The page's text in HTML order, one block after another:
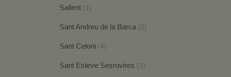
Sallent (1)
Sant Andreu de la Barca (2)
Sant Celoni (4)
Sant Esteve Sesrovires (3)